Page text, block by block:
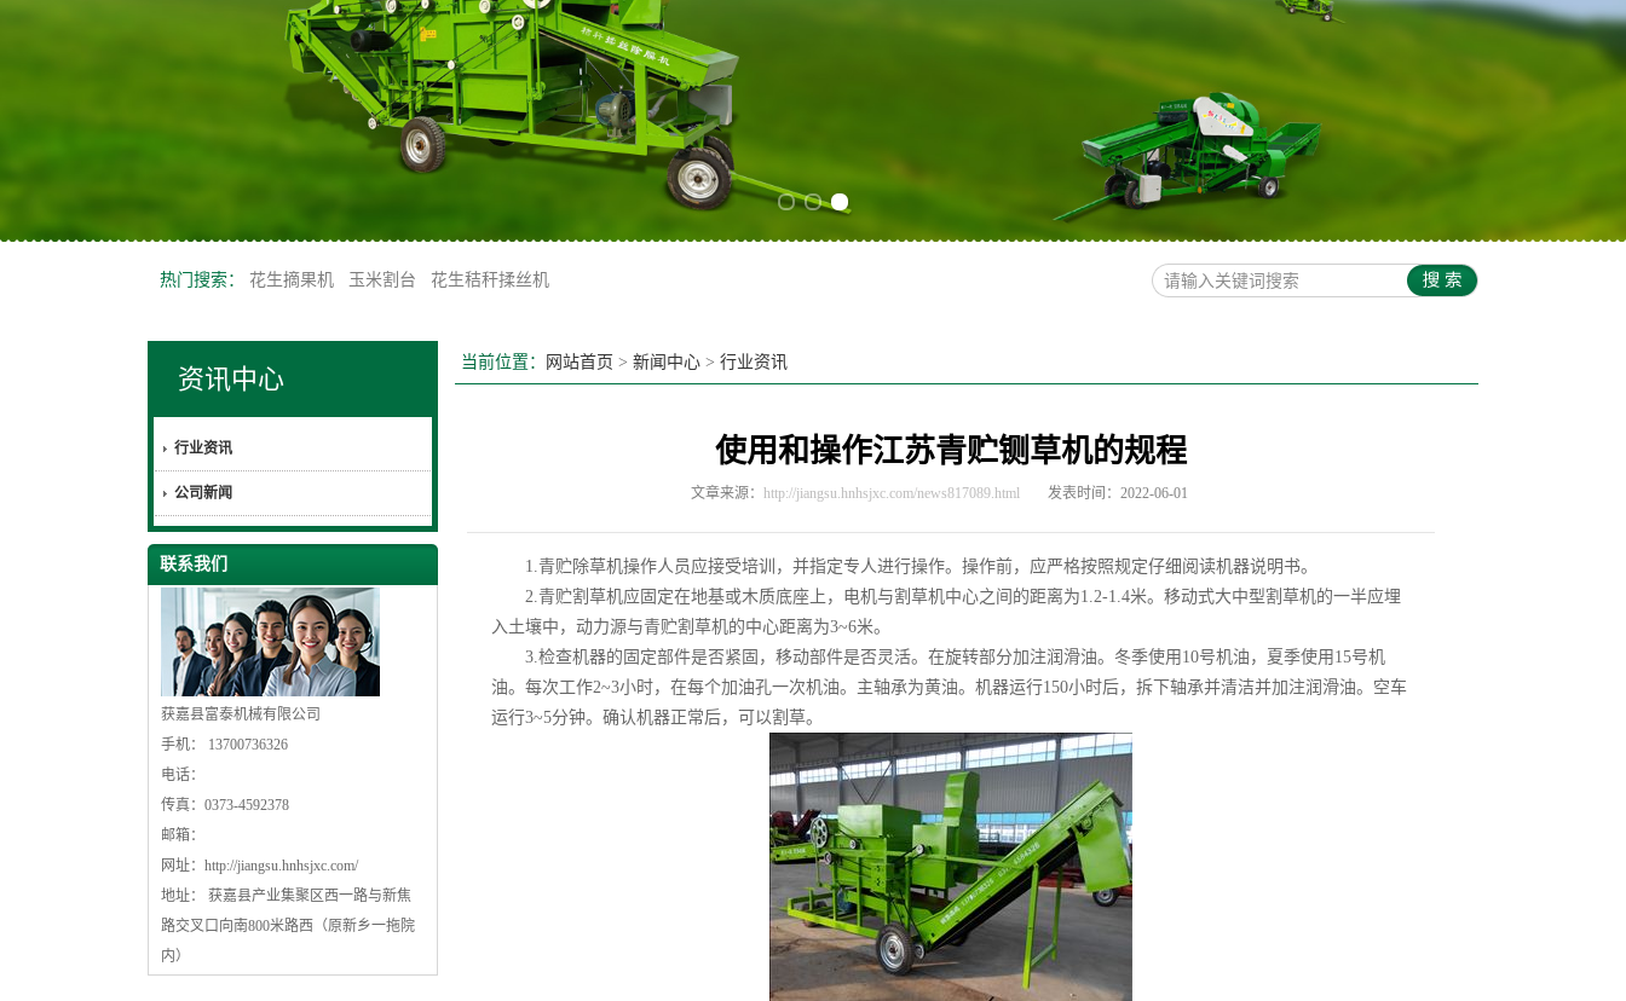
热门搜索： 花生摘果机 玉米割台 花生秸秆揉丝机
资讯中心
行业资讯
公司新闻
联系我们
获嘉县富泰机械有限公司
手机： 13700736326
电话：
传真：0373-4592378
邮箱：
网址： http://jiangsu.hnhsjxc.com/
地址： 获嘉县产业集聚区西一路与新焦
路交叉口向南800米路西（原新乡一拖院
内）
当前位置： 网站首页 > 新闻中心 > 行业资讯
使用和操作江苏青贮铡草机的规程
文章来源： http://jiangsu.hnhsjxc.com/news817089.html 发表时间：2022-06-01
1.青贮除草机操作人员应接受培训，并指定专人进行操作。操作前，应严格按照规定仔细阅读机器说明书。
2.青贮割草机应固定在地基或木质底座上，电机与割草机中心之间的距离为1.2-1.4米。移动式大中型割草机的一半应埋
入土壤中，动力源与青贮割草机的中心距离为3~6米。
3.检查机器的固定部件是否紧固，移动部件是否灵活。在旋转部分加注润滑油。冬季使用10号机油，夏季使用15号机
油。每次工作2~3小时，在每个加油孔一次机油。主轴承为黄油。机器运行150小时后，拆下轴承并清洁并加注润滑油。空车
运行3~5分钟。确认机器正常后，可以割草。